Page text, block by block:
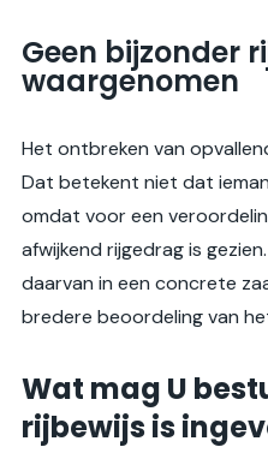
Geen bijzonder
waargenomen
Het ontbreken van
Dat betekent niet dat
omdat voor een
afwijkend rijgedrag is
daarvan in een concrete
bredere beoordeling van
Wat mag U
rijbewijs is